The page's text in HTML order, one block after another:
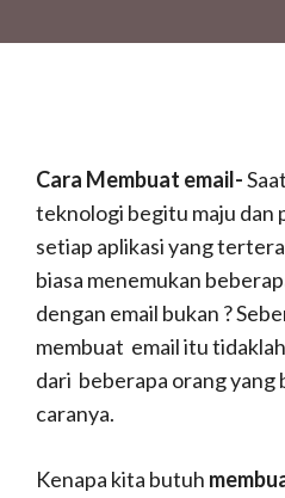
Cara Membuat email-
teknologi begitu maju dan
setiap aplikasi yang
biasa menemukan
dengan email bukan ?
membuat email itu
dari beberapa orang yang
caranya.
Kenapa kita butuh